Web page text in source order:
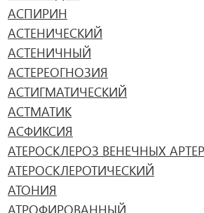
АСПИРИН
АСТЕНИЧЕСКИЙ
АСТЕНИЧНЫЙ
АСТЕРЕОГНОЗИЯ
АСТИГМАТИЧЕСКИЙ
АСТМАТИК
АСФИКСИЯ
АТЕРОСКЛЕРОЗ ВЕНЕЧНЫХ
АТЕРОСКЛЕРОТИЧЕСКИЙ
АТОНИЯ
АТРОФИРОВАННЫЙ